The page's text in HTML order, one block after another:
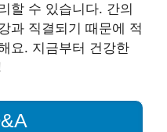
할 수 있습니다. 간의
과 직결되기 때문에 적
요. 지금부터 건강한